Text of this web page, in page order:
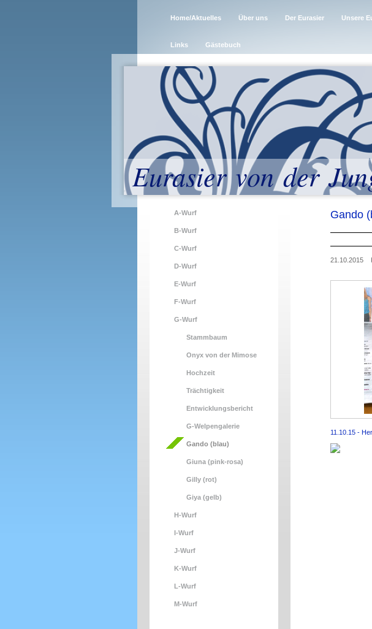
Home/Aktuelles Über uns Der Eurasier Unsere
Links Gästebuch
Eurasier von der
A-Wurf
B-Wurf
C-Wurf
D-Wurf
E-Wurf
F-Wurf
G-Wurf
Stammbaum
Onyx von der Mimose
Hochzeit
Trächtigkeit
Entwicklungsbericht
G-Welpengalerie
Gando (blau)
Giuna (pink-rosa)
Gilly (rot)
Giya (gelb)
H-Wurf
I-Wurf
J-Wurf
K-Wurf
L-Wurf
M-Wurf
Gando
21.10.2015
11.10.15 -